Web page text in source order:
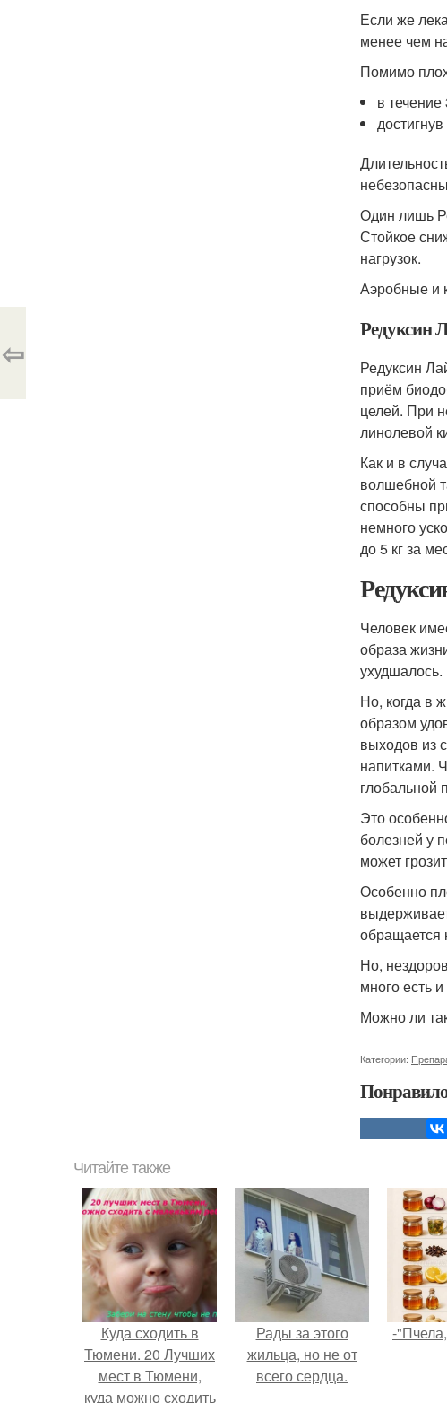
Если же
менее чем
Помимо
в
Один лишь
Стойкое
нагрузок.
Аэробные и
Редуксин
Редуксин
приём
целей. При
линолевой
Как и в
волшебной
способны
немного
до 5 кг за
Человек
образа
ухудшалось.
Но, когда в
образом
выходов из
напитками.
глобальной
Это
болезней у
может
Особенно
обращается
Но,
много есть
Можно ли
Категории:
⇦
Читайте также
Куда сходить в
Тюмени. 20 Лучших
мест в Тюмени,
куда можно сходить
Рады за этого
жильца, но не от
всего сердца.
-